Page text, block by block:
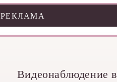
РЕКЛАМА
Видеонаблюдение в